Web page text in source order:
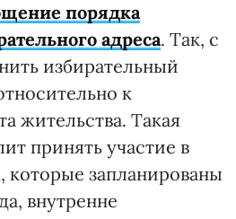
порядка
адреса. Так, с
избирательный
к
жительства. Такая
принять участие в
которые запланированы
внутренне